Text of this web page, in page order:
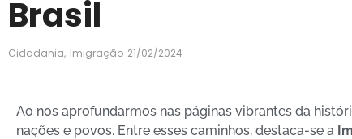
Brasil
Cidadania, Imigração 21/02/2024
Ao nos aprofundarmos nas páginas vibrantes da
nações e povos. Entre esses caminhos, destaca-se a